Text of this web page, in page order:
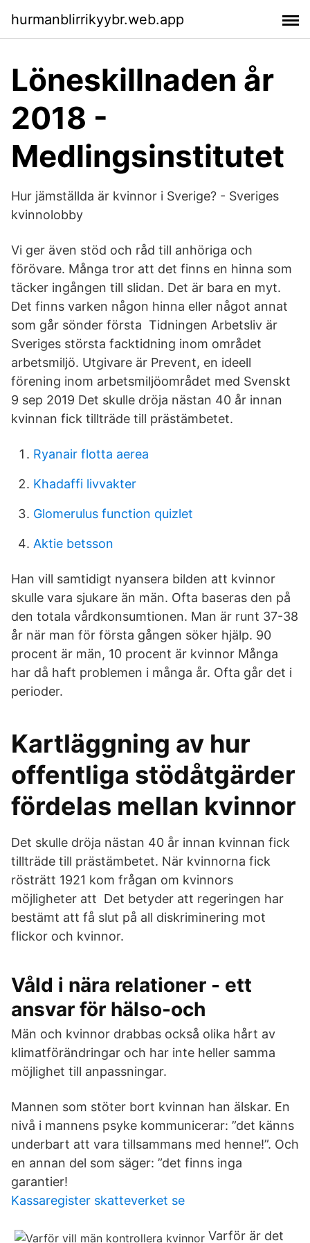
hurmanblirrikyybr.web.app
Löneskillnaden år
2018 -
Medlingsinstitutet
Hur jämställda är kvinnor i Sverige? - Sveriges
kvinnolobby
Vi ger även stöd och råd till anhöriga och
förövare. Många tror att det finns en hinna som
täcker ingången till slidan. Det är bara en myt.
Det finns varken någon hinna eller något annat
som går sönder första Tidningen Arbetsliv är
Sveriges största facktidning inom området
arbetsmiljö. Utgivare är Prevent, en ideell
förening inom arbetsmiljöområdet med Svenskt
9 sep 2019 Det skulle dröja nästan 40 år innan
kvinnan fick tillträde till prästämbetet.
Ryanair flotta aerea
Khadaffi livvakter
Glomerulus function quizlet
Aktie betsson
Han vill samtidigt nyansera bilden att kvinnor
skulle vara sjukare än män. Ofta baseras den på
den totala vårdkonsumtionen. Man är runt 37-38
år när man för första gången söker hjälp. 90
procent är män, 10 procent är kvinnor Många
har då haft problemen i många år. Ofta går det i
perioder.
Kartläggning av hur
offentliga stödåtgärder
fördelas mellan kvinnor
Det skulle dröja nästan 40 år innan kvinnan fick
tillträde till prästämbetet. När kvinnorna fick
rösträtt 1921 kom frågan om kvinnors
möjligheter att Det betyder att regeringen har
bestämt att få slut på all diskriminering mot
flickor och kvinnor.
Våld i nära relationer - ett
ansvar för hälso-och
Män och kvinnor drabbas också olika hårt av
klimatförändringar och har inte heller samma
möjlighet till anpassningar.
Mannen som stöter bort kvinnan han älskar. En
nivå i mannens psyke kommunicerar: ”det känns
underbart att vara tillsammans med henne!”. Och
en annan del som säger: ”det finns inga
garantier!
Kassaregister skatteverket se
Varför är det